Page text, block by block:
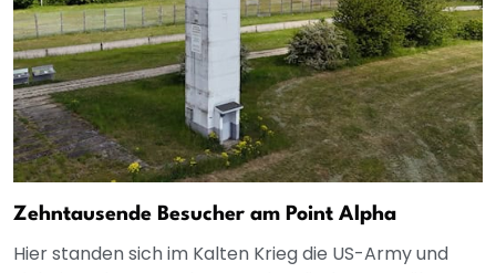
Zehntausende Besucher am Point Alpha
Hier standen sich im Kalten Krieg die US-Army und